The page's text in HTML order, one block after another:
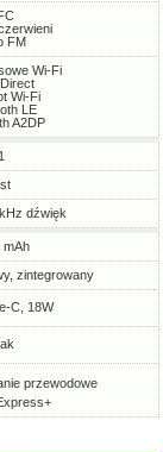
FM
Wi-Fi
Wi-Fi
LE
A2DP
1
dźwięk
mAh
zintegrowany
C, 18W
przewodowe